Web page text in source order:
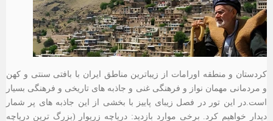
کردستان و منطقه اورامات از زیباترین مناطق ایران با بافتی سنتی و کهن
و مردمانی مهمان نواز و فرهنگی غنی و جاذبه های تاریخی و فرهنگی بسیار
است.در این تور در فصل زیبای پاییز با بخشی از این جاذبه های پر شمار
دیدار خواهیم کرد. برخی موارد بازدید: دریاچه زریوار (بزرگ ترین دریاچه